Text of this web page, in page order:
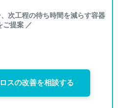
次工程の待ち時間を減らす容器
ご提案 ／
スの改善を相談する